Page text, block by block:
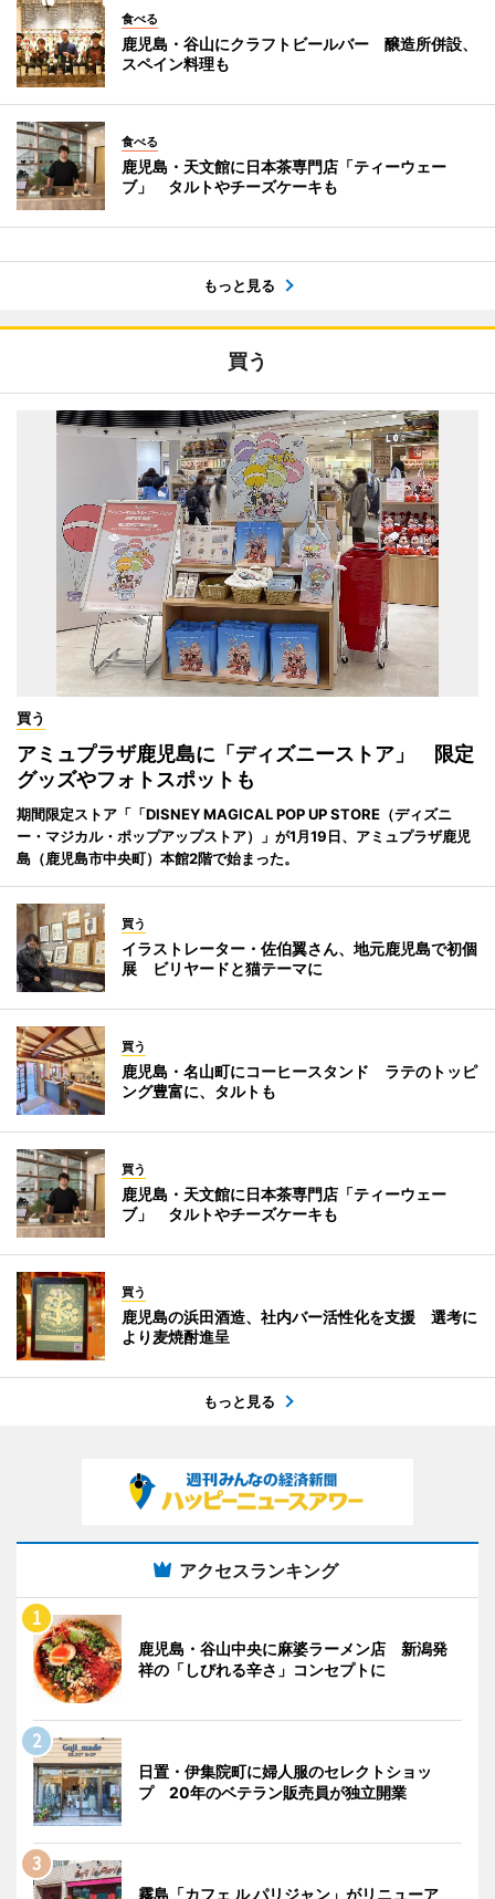
食べる
鹿児島・谷山にクラフトビールバー 醸造所併設、
スペイン料理も
食べる
鹿児島・天文館に日本茶専門店「ティーウェー
ブ」 タルトやチーズケーキも
もっと見る
買う
買う
アミュプラザ鹿児島に「ディズニーストア」 限定
グッズやフォトスポットも
期間限定ストア「「DISNEY MAGICAL POP UP STORE（ディズニ
ー・マジカル・ポップアップストア）」が1月19日、アミュプラザ鹿児
島（鹿児島市中央町）本館2階で始まった。
買う
イラストレーター・佐伯翼さん、地元鹿児島で初個
展 ビリヤードと猫テーマに
買う
鹿児島・名山町にコーヒースタンド ラテのトッピ
ング豊富に、タルトも
買う
鹿児島・天文館に日本茶専門店「ティーウェー
ブ」 タルトやチーズケーキも
買う
鹿児島の浜田酒造、社内バー活性化を支援 選考に
より麦焼酎進呈
もっと見る
アクセスランキング
鹿児島・谷山中央に麻婆ラーメン店 新潟発
祥の「しびれる辛さ」コンセプトに
日置・伊集院町に婦人服のセレクトショッ
プ 20年のベテラン販売員が独立開業
霧島「カフェ ル パリジャン」がリニューア